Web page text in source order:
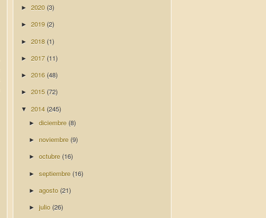
► 2020 (3)
► 2019 (2)
► 2018 (1)
► 2017 (11)
► 2016 (48)
► 2015 (72)
▼ 2014 (245)
► diciembre (8)
► noviembre (9)
► octubre (16)
► septiembre (16)
► agosto (21)
► julio (26)